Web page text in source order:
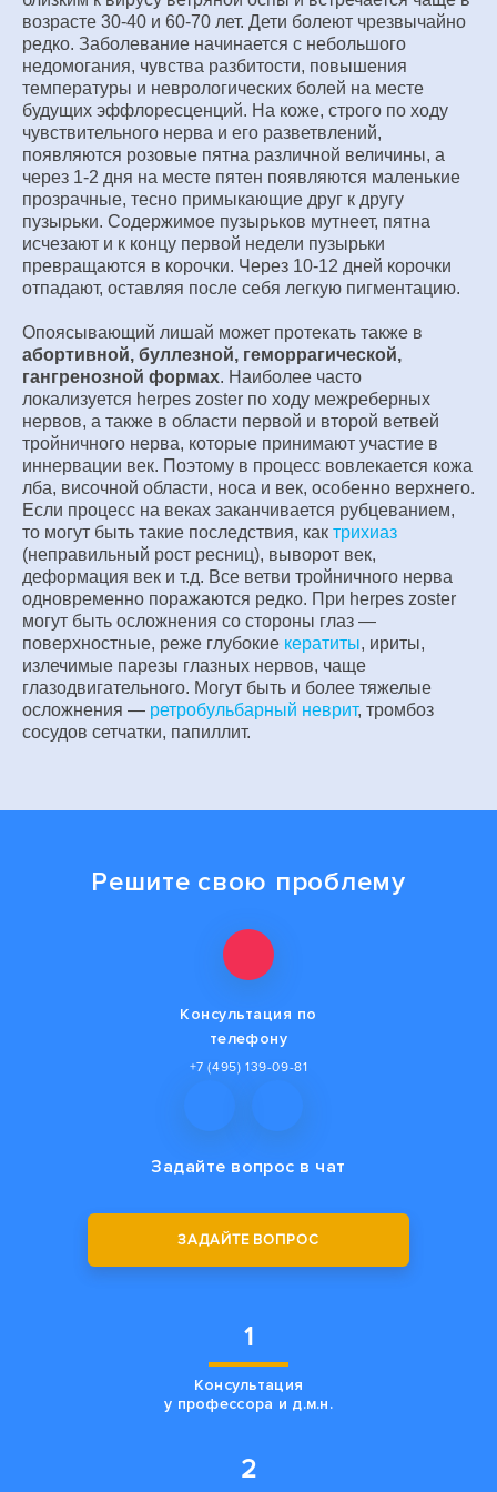
возрасте 30-40 и 60-70 лет. Дети болеют чрезвычайно
редко. Заболевание начинается с небольшого
недомогания, чувства разбитости, повышения
температуры и неврологических болей на месте
будущих эффлоресценций. На коже, строго по ходу
чувствительного нерва и его разветвлений,
появляются розовые пятна различной величины, а
через 1-2 дня на месте пятен появляются маленькие
прозрачные, тесно примыкающие друг к другу
пузырьки. Содержимое пузырьков мутнеет, пятна
исчезают и к концу первой недели пузырьки
превращаются в корочки. Через 10-12 дней корочки
отпадают, оставляя после себя легкую пигментацию.
Опоясывающий лишай может протекать также в
абортивной, буллезной, геморрагической,
гангренозной формах. Наиболее часто
локализуется herpes zoster по ходу межреберных
нервов, а также в области первой и второй ветвей
тройничного нерва, которые принимают участие в
иннервации век. Поэтому в процесс вовлекается кожа
лба, височной области, носа и век, особенно верхнего.
Если процесс на веках заканчивается рубцеванием,
то могут быть такие последствия, как трихиаз
(неправильный рост ресниц), выворот век,
деформация век и т.д. Все ветви тройничного нерва
одновременно поражаются редко. При herpes zoster
могут быть осложнения со стороны глаз —
поверхностные, реже глубокие кератиты, ириты,
излечимые парезы глазных нервов, чаще
глазодвигательного. Могут быть и более тяжелые
осложнения — ретробульбарный неврит, тромбоз
сосудов сетчатки, папиллит.
Решите свою проблему
Консультация по
телефону
+7 (495) 139-09-81
Задайте вопрос в чат
1
Консультация
у профессора и д.м.н.
2
ЗАДАЙТЕ ВОПРОС